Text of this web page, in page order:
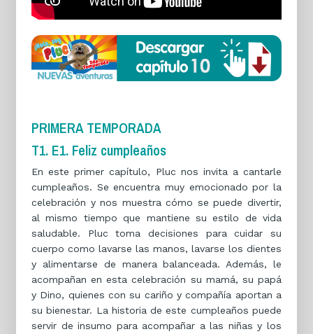
PRIMERA TEMPORADA
T1. E1. Feliz cumpleaños
En este primer capítulo, Pluc nos invita a cantarle
cumpleaños. Se encuentra muy emocionado por la
celebración y nos muestra cómo se puede divertir,
al mismo tiempo que mantiene su estilo de vida
saludable. Pluc toma decisiones para cuidar su
cuerpo como lavarse las manos, lavarse los dientes
y alimentarse de manera balanceada. Además, le
acompañan en esta celebración su mamá, su papá
y Dino, quienes con su cariño y compañía aportan a
su bienestar. La historia de este cumpleaños puede
servir de insumo para acompañar a las niñas y los